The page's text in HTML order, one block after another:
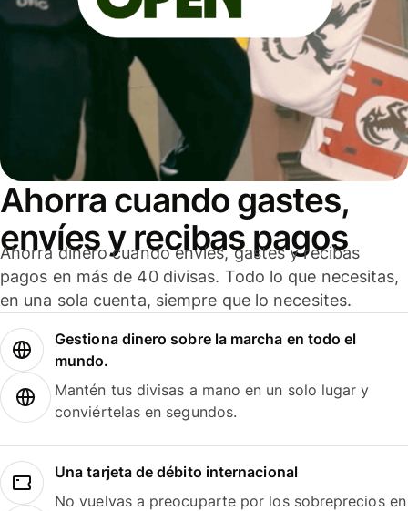
Ahorra cuando gastes,
envíes y recibas pagos
Ahorra dinero cuando envíes, gastes y recibas
pagos en más de 40 divisas. Todo lo que necesitas,
en una sola cuenta, siempre que lo necesites.
Gestiona dinero sobre la marcha en todo el
mundo.
Mantén tus divisas a mano en un solo lugar y
conviértelas en segundos.
Una tarjeta de débito internacional
No vuelvas a preocuparte por los sobreprecios en